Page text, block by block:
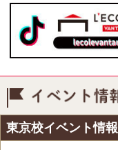
東京校イベント情報